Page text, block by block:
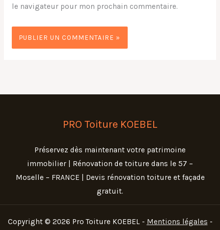
le navigateur pour mon prochain commentaire.
PRO Toiture KOEBEL
Préservez dès maintenant votre patrimoine
immobilier | Rénovation de toiture dans le 57 –
Moselle – FRANCE | Devis rénovation toiture et façade
gratuit.
Copyright © 2026 Pro Toiture KOEBEL - Mentions légales -